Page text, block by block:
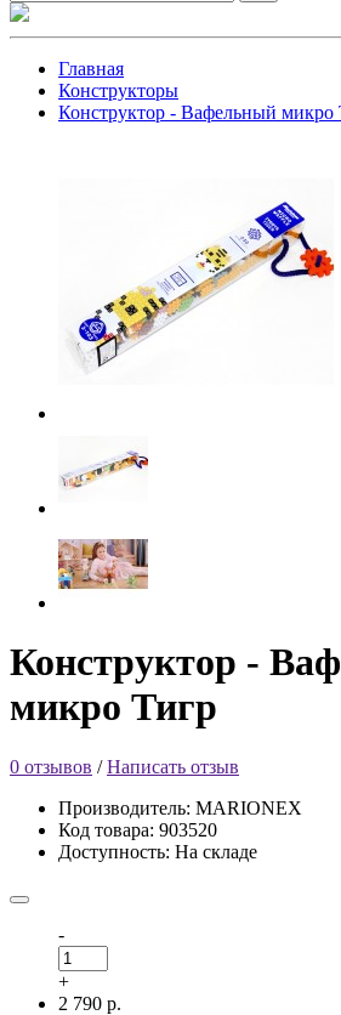
Главная
Конструкторы
Конструктор - Вафельный микро
Конструктор -
микро Тигр
0 отзывов /Написать отзыв
Производитель: MARIONEX
Код товара: 903520
Доступность: На складе
-
+
2 790 р.